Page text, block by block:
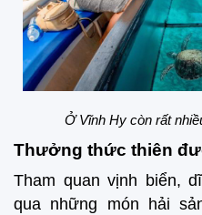
Ở Vĩnh Hy còn rất
Thưởng thức thiên
Tham quan vịnh biển,
qua những món hải